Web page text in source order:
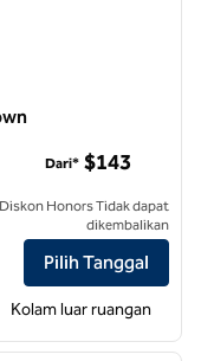
Raleigh Midtown
Dari* $143
Diskon Honors Tidak dapat
dikembalikan
Pilih Tanggal
Kolam luar ruangan